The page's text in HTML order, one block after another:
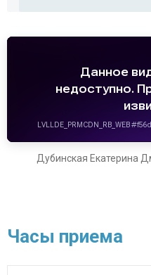
Дубинская Екатерина
Часы приема